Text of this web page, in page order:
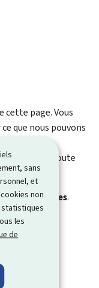
sans
et
non
les
de
cette page. Vous
que nous pouvons
à votre
pour toute
obligatoires.
? *